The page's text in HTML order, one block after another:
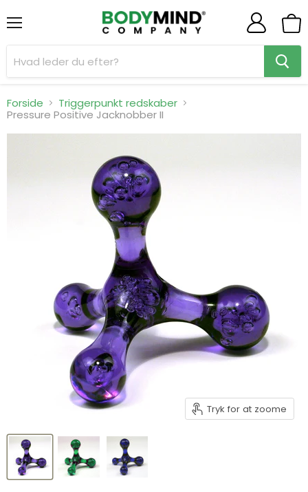
Forside
Triggerpunkt redskaber
Pressure Positive Jacknobber II
Tryk for at zoome